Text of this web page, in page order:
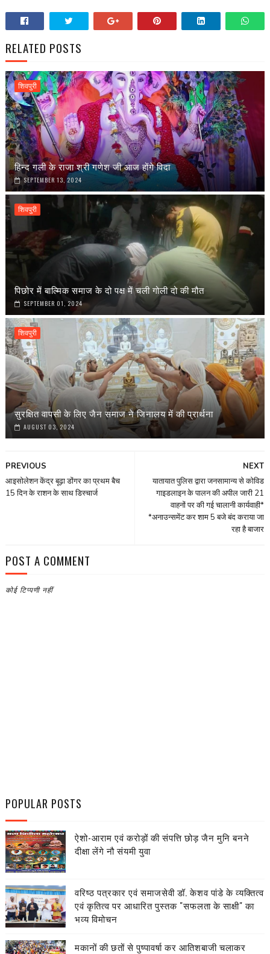
RELATED POSTS
शिवपुरी
हिन्द गली के राजा श्री गणेश जी आज होंगे विदा
SEPTEMBER 13, 2024
शिवपुरी
पिछोर में बाल्मिक समाज के दो पक्ष में चली गोली दो की मौत
SEPTEMBER 01, 2024
शिवपुरी
सुरक्षित वापसी के लिए जैन समाज ने जिनालय में की प्रार्थना
AUGUST 03, 2024
NEXT
यातायात पुलिस द्वारा जनसामान्य से कोविड
गाइडलाइन के पालन की अपील जारी 21
वाहनों पर की गई चालानी कार्यवाही*
*अनाउन्समेंट कर शाम 5 बजे बंद कराया जा
रहा है बाजार
PREVIOUS
आइसोलेशन केंद्र बूढ़ा डोंगर का प्रथम बैच
15 दिन के राशन के साथ डिस्चार्ज
POST A COMMENT
कोई टिप्पणी नहीं
POPULAR POSTS
ऐशो-आराम एवं करोड़ों की संपत्ति छोड़ जैन मुनि बनने
दीक्षा लेंगे नौ संयमी युवा
वरिष्ठ पत्रकार एवं समाजसेवी डॉ. केशव पांडे के व्यक्तित्व
एवं कृतित्व पर आधारित पुस्तक "सफलता के साक्षी" का
भव्य विमोचन
मकानों की छतों से पुष्पावर्षा कर आतिशबाजी चलाकर